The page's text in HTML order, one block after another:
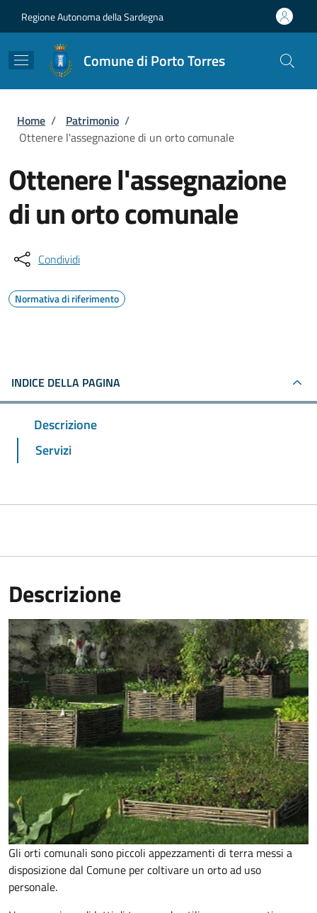
Regione Autonoma della Sardegna
Comune di Porto Torres
Briciole di pane
Home / Patrimonio /
Ottenere l'assegnazione di un orto comunale
Ottenere l'assegnazione
di un orto comunale
Condividi
Normativa di riferimento
INDICE DELLA PAGINA
Descrizione
Servizi
Descrizione
Gli orti comunali sono piccoli appezzamenti di terra messi a
disposizione dal Comune per coltivare un orto ad uso
personale.